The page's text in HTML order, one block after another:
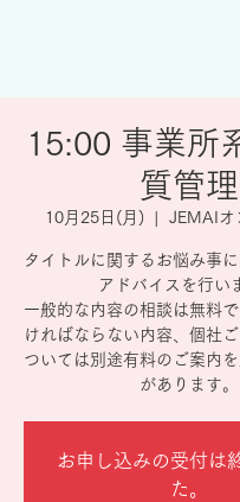
15:00 事業所
質管理
10月25日(月) JEMAIオ
タイトルに関するお悩み事
アドバイスを行い
一般的な内容の相談は無料
ければならない内容、個社
ついては別途有料のご案内
があります。
お申し込みの受付は
た。